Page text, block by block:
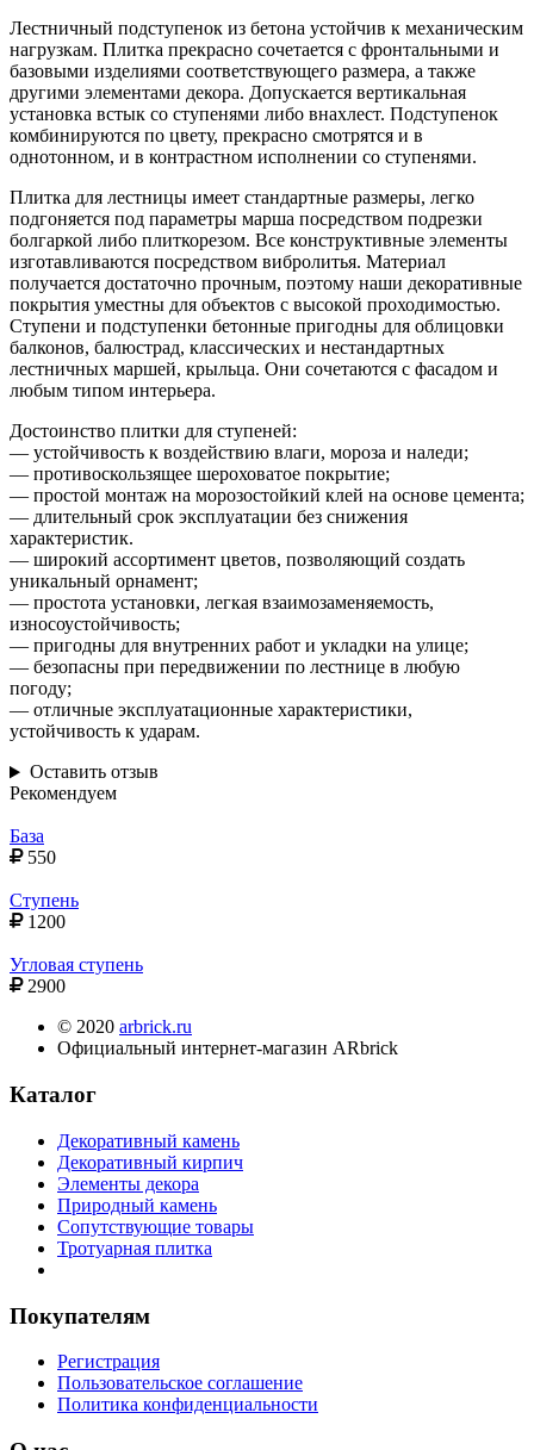
Лестничный подступенок из бетона устойчив к механическим
нагрузкам. Плитка прекрасно сочетается с фронтальными и
базовыми изделиями соответствующего размера, а также
другими элементами декора. Допускается вертикальная
установка встык со ступенями либо внахлест. Подступенок
комбинируются по цвету, прекрасно смотрятся и в
однотонном, и в контрастном исполнении со ступенями.
Плитка для лестницы имеет стандартные размеры, легко
подгоняется под параметры марша посредством подрезки
болгаркой либо плиткорезом. Все конструктивные элементы
изготавливаются посредством вибролитья. Материал
получается достаточно прочным, поэтому наши декоративные
покрытия уместны для объектов с высокой проходимостью.
Ступени и подступенки бетонные пригодны для облицовки
балконов, балюстрад, классических и нестандартных
лестничных маршей, крыльца. Они сочетаются с фасадом и
любым типом интерьера.
Достоинство плитки для ступеней:
— устойчивость к воздействию влаги, мороза и наледи;
— противоскользящее шероховатое покрытие;
— простой монтаж на морозостойкий клей на основе цемента;
— длительный срок эксплуатации без снижения
характеристик.
— широкий ассортимент цветов, позволяющий создать
уникальный орнамент;
— простота установки, легкая взаимозаменяемость,
износоустойчивость;
— пригодны для внутренних работ и укладки на улице;
— безопасны при передвижении по лестнице в любую
погоду;
— отличные эксплуатационные характеристики,
устойчивость к ударам.
Оставить отзыв
Рекомендуем
База
550
Ступень
1200
Угловая ступень
2900
© 2020 arbrick.ru
Официальный интернет-магазин ARbrick
Каталог
Декоративный камень
Декоративный кирпич
Элементы декора
Природный камень
Сопутствующие товары
Тротуарная плитка
Покупателям
Регистрация
Пользовательское соглашение
Политика конфиденциальности